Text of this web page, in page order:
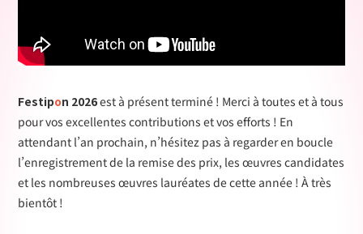
Festipon 2026est à présent terminé ! Merci à toutes et à tous
pour vos excellentes contributions et vos efforts ! En
attendant l’an prochain, n’hésitez pas à regarder en boucle
l’enregistrement de la remise des prix, les œuvres candidates
et les nombreuses œuvres lauréates de cette année ! À très
bientôt !